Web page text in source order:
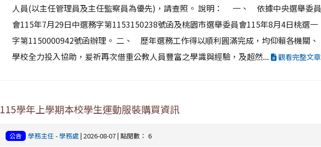
人員(以主任管理員及主任監察員為優先)，請查照。 說明： 一、 依據中央選舉委員
會115年7月29日中選務字第1153150238號函及桃園市選舉委員會115年8月4日桃選一
字第1150000942號函辦理。 二、 歷年選務工作得以順利圓滿完成，均仰賴各機關、
學校全力投入協助，爰祈再次借重公教人員豐富之學識與經驗，及超然...
觀看完整文章
115學年上學期本校學生運動服裝購買資訊
公告 學務主任 -學務處 | 2026-08-07 | 點閱數： 6